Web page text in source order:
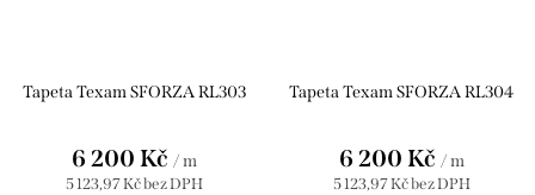
Tapeta Texam SFORZA RL303
5 123,97 Kč bez DPH
6 200 Kč / m
Tapeta Texam SFORZA RL304
5 123,97 Kč bez DPH
6 200 Kč / m